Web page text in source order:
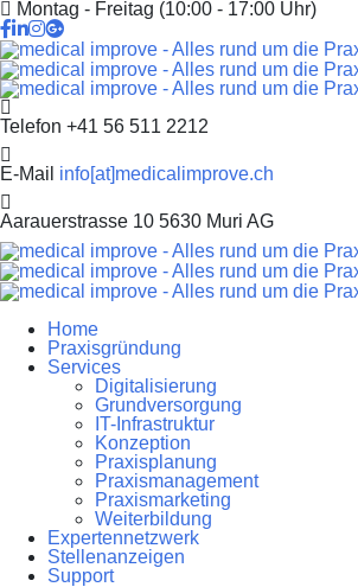
Montag - Freitag (10:00 - 17:00 Uhr)
Telefon +41 56 511 2212
E-Mail info[at]medicalimprove.ch
Aarauerstrasse 10 5630 Muri AG
Home
Praxisgründung
Services
Digitalisierung
Grundversorgung
IT-Infrastruktur
Konzeption
Praxisplanung
Praxismanagement
Praxismarketing
Weiterbildung
Expertennetzwerk
Stellenanzeigen
Support